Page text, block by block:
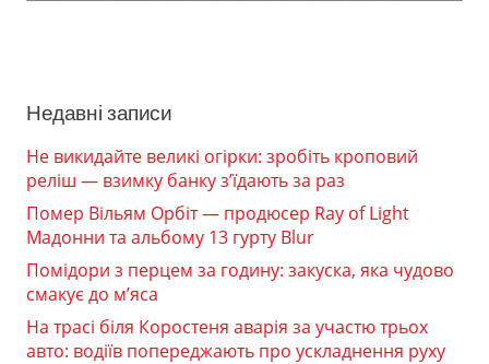
Недавні записи
Не викидайте великі огірки: зробіть кроповий
реліш — взимку банку з’їдають за раз
Помер Вільям Орбіт — продюсер Ray of Light
Мадонни та альбому 13 гурту Blur
Помідори з перцем за годину: закуска, яка чудово
смакує до м’яса
На трасі біля Коростеня аварія за участю трьох
авто: водіїв попереджають про ускладнення руху